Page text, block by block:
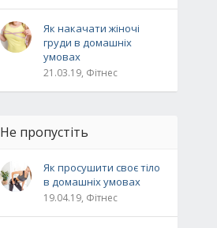
Як накачати жіночі
груди в домашніх
умовах
21.03.19, Фітнес
Не пропустіть
Як просушити своє тіло
в домашніх умовах
19.04.19, Фітнес